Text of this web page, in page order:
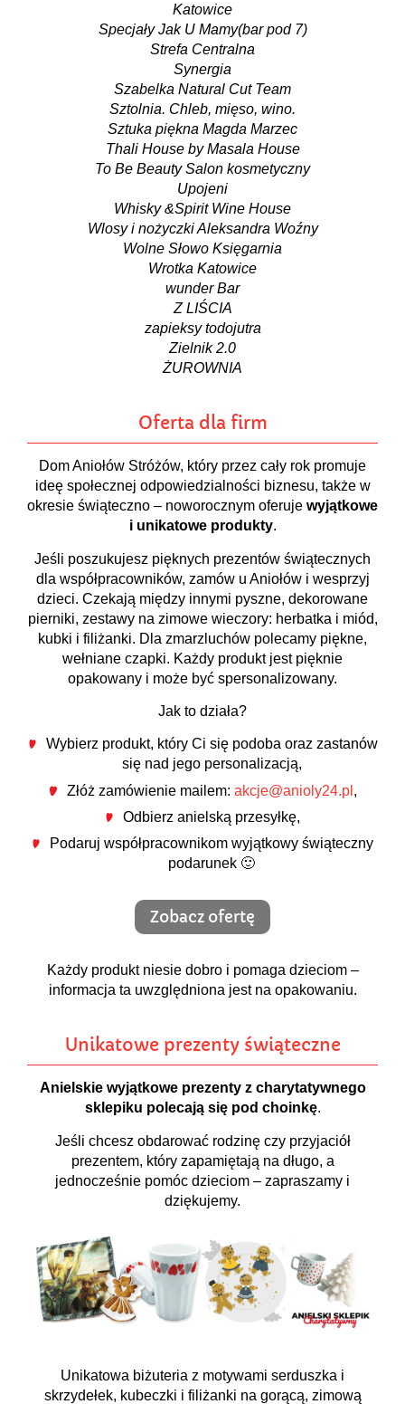
Katowice
Specjały Jak U Mamy(bar pod 7)
Strefa Centralna
Synergia
Szabelka Natural Cut Team
Sztolnia. Chleb, mięso, wino.
Sztuka piękna Magda Marzec
Thali House by Masala House
To Be Beauty Salon kosmetyczny
Upojeni
Whisky &Spirit Wine House
Wlosy i nożyczki Aleksandra Woźny
Wolne Słowo Księgarnia
Wrotka Katowice
wunder Bar
Z LIŚCIA
zapieksy todojutra
Zielnik 2.0
ŻUROWNIA
Oferta dla firm
Dom Aniołów Stróżów, który przez cały rok promuje
ideę społecznej odpowiedzialności biznesu, także w
okresie świąteczno – noworocznym oferuje wyjątkowe
i unikatowe produkty.
Jeśli poszukujesz pięknych prezentów świątecznych
dla współpracowników, zamów u Aniołów i wesprzyj
dzieci. Czekają między innymi pyszne, dekorowane
pierniki, zestawy na zimowe wieczory: herbatka i miód,
kubki i filiżanki. Dla zmarzluchów polecamy piękne,
wełniane czapki. Każdy produkt jest pięknie
opakowany i może być spersonalizowany.
Jak to działa?
Wybierz produkt, który Ci się podoba oraz zastanów
się nad jego personalizacją,
Złóż zamówienie mailem: akcje@anioly24.pl ,
Odbierz anielską przesyłkę,
Podaruj współpracownikom wyjątkowy świąteczny
podarunek 🙂
Zobacz ofertę
Każdy produkt niesie dobro i pomaga dzieciom –
informacja ta uwzględniona jest na opakowaniu.
Unikatowe prezenty świąteczne
Anielskie wyjątkowe prezenty z charytatywnego
sklepiku polecają się pod choinkę.
Jeśli chcesz obdarować rodzinę czy przyjaciół
prezentem, który zapamiętają na długo, a
jednocześnie pomóc dzieciom – zapraszamy i
dziękujemy.
Unikatowa biżuteria z motywami serduszka i
skrzydełek, kubeczki i filiżanki na gorącą, zimową